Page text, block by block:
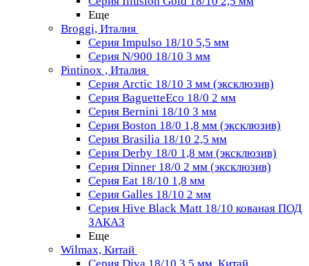
Еще
Broggi, Италия
Серия Impulso 18/10 5,5 мм
Серия N/900 18/10 3 мм
Pintinox , Италия
Серия Arctic 18/10 3 мм (эксклюзив)
Серия BaguetteEco 18/0 2 мм
Серия Bernini 18/10 3 мм
Серия Boston 18/0 1,8 мм (эксклюзив)
Серия Brasilia 18/10 2,5 мм
Серия Derby 18/0 1,8 мм (эксклюзив)
Серия Dinner 18/0 2 мм (эксклюзив)
Серия Eat 18/10 1,8 мм
Серия Galles 18/10 2 мм
Серия Hive Black Matt 18/10 кованая ПОД
ЗАКАЗ
Еще
Wilmax, Китай